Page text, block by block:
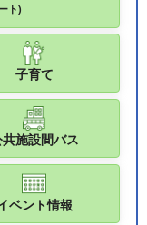
ト)
子育て
共施設間バス
ベント情報